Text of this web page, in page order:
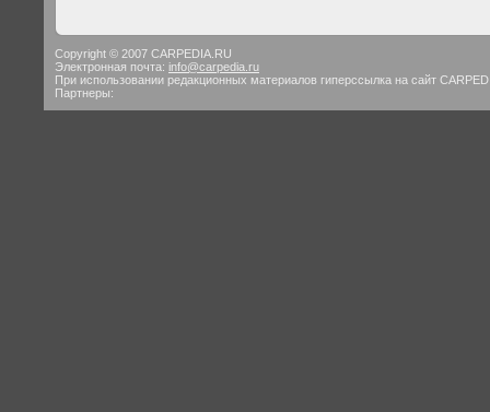
Copyright © 2007 CARPEDIA.RU
Электронная почта: info@carpedia.ru
При использовании редакционных материалов гиперссылка на сайт
Партнеры: